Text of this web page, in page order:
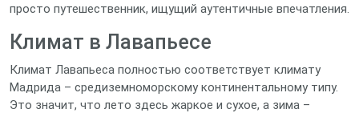
просто путешественник, ищущий аутентичные впечатления.
Климат в Лавапьеcе
Климат Лавапьеса полностью соответствует климату
Мадрида – средиземноморскому континентальному типу.
Это значит, что лето здесь жаркое и сухое, а зима –